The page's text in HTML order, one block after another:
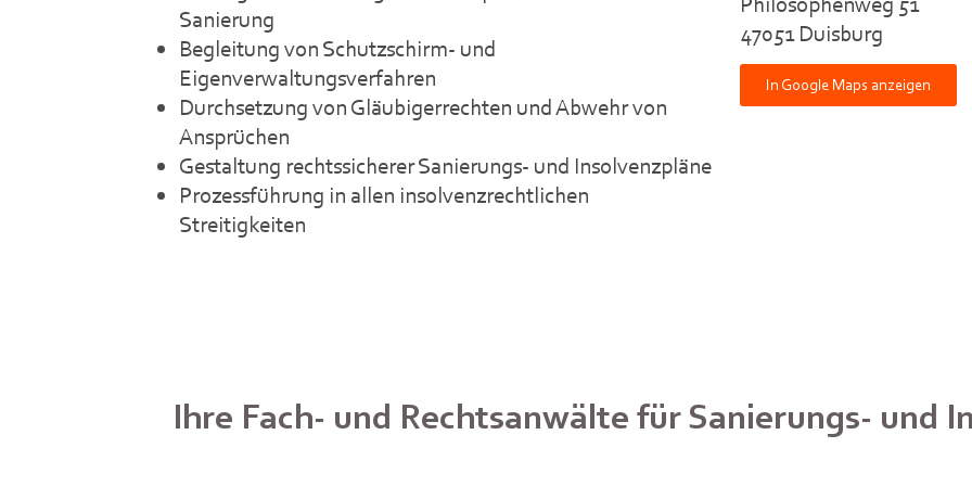
Sanierung
Begleitung von Schutzschirm- und
Eigenverwaltungsverfahren
Durchsetzung von Gläubigerrechten und Abwehr von
Ansprüchen
Gestaltung rechtssicherer Sanierungs- und Insolvenzpläne
Prozessführung in allen insolvenzrechtlichen
Streitigkeiten
47051 Duisburg
In Google Maps anzeigen
Ihre Fach- und Rechtsanwälte für Sanierungs- und